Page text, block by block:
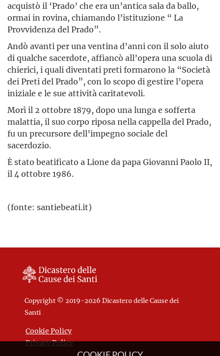
acquistò il ‘Prado’ che era un’antica sala da ballo,
ormai in rovina, chiamando l’istituzione “ La
Provvidenza del Prado”.
Andò avanti per una ventina d’anni con il solo aiuto
di qualche sacerdote, affiancò all’opera una scuola di
chierici, i quali diventati preti formarono la “Società
dei Preti del Prado”, con lo scopo di gestire l’opera
iniziale e le sue attività caritatevoli.
Morì il 2 ottobre 1879, dopo una lunga e sofferta
malattia, il suo corpo riposa nella cappella del Prado,
fu un precursore dell’impegno sociale del
sacerdozio.
È stato beatificato a Lione da papa Giovanni Paolo II,
il 4 ottobre 1986.
(fonte: santiebeati.it)
Copyright © 2019-2026 Dicastero delle Cause dei
Santi
Cookie Policy
Privacy Policy